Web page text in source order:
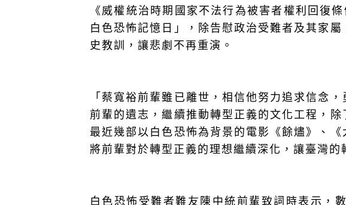
《威權統治時期國家不法行為被害者權利回復
白色恐怖記憶日」，除告慰政治受難者及其家
史教訓，讓悲劇不再重演。
「蔡寬裕前輩雖已離世，相信他努力追求信念
前輩的遺志，繼續推動轉型正義的文化工程，
最近幾部以白色恐怖為背景的電影《餘燼》、
將前輩對於轉型正義的理想繼續深化，讓臺灣的
白色恐怖受難者難友陳中統前輩致詞時表示，